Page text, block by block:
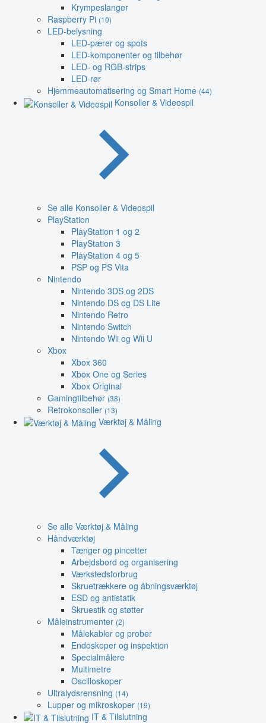
Krympeslanger
Raspberry Pi (10)
LED-belysning
LED-pærer og spots
LED-komponenter og tilbehør
LED- og RGB-strips
LED-rør
Hjemmeautomatisering og Smart Home (44)
Konsoller & Videospil
Se alle Konsoller & Videospil
PlayStation
PlayStation 1 og 2
PlayStation 3
PlayStation 4 og 5
PSP og PS Vita
Nintendo
Nintendo 3DS og 2DS
Nintendo DS og DS Lite
Nintendo Retro
Nintendo Switch
Nintendo Wii og Wii U
Xbox
Xbox 360
Xbox One og Series
Xbox Original
Gamingtilbehør (38)
Retrokonsoller (13)
Værktøj & Måling
Se alle Værktøj & Måling
Håndværktøj
Tænger og pincetter
Arbejdsbord og organisering
Værkstedsforbrug
Skruetrækkere og åbningsværktøj
ESD og antistatik
Skruestik og støtter
Måleinstrumenter (2)
Målekabler og prober
Endoskoper og inspektion
Specialmålere
Multimetre
Oscilloskoper
Ultralydsrensning (14)
Lupper og mikroskoper (19)
IT & Tilslutning